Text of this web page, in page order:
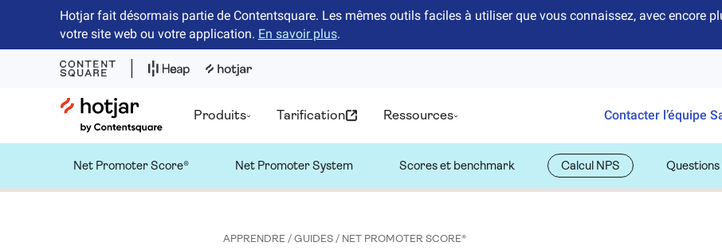
Hotjar fait désormais partie de Contentsquare. Les mêmes outils faciles à utiliser que vous connaissez, avec encore
votre site web ou votre application. En savoir plus.
Hotjar Logo
Produits Tarification Ressources Contacter l’équipe
Net Promoter Score® Net Promoter System Scores et benchmark Calcul NPS
APPRENDRE /GUIDES / NET PROMOTER SCORE®